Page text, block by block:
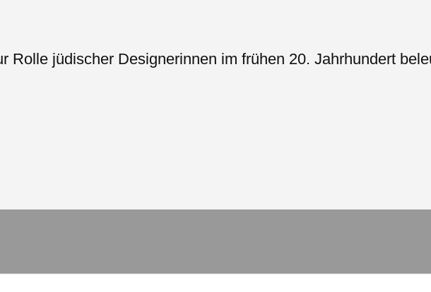
Rolle jüdischer Designerinnen im frühen 20. Jahrhundert